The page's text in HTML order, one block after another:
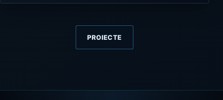
PROIECTE